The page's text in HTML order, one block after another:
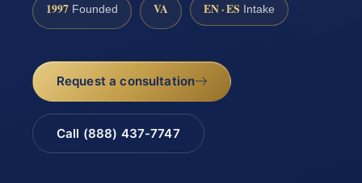
1997 Founded VA EN · ES Intake
Request a consultation
Call (888) 437-7747